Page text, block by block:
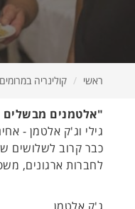
ראשי קולינריה במרומים
"אלטמנים מבשלים
גילי וג'ק אלטמן -
כבר קרוב לשלושים
לחברות ארגונים,